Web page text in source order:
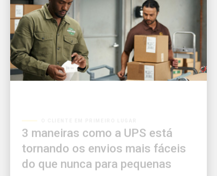
tornando os envios mais fáceis
do que nunca para pequenas
empresas